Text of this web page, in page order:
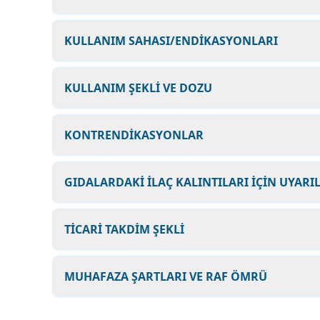
KULLANIM SAHASI/ENDİKASYONLARI
KULLANIM ŞEKLİ VE DOZU
KONTRENDİKASYONLAR
GIDALARDAKİ İLAÇ KALINTILARI İÇİN
TİCARİ TAKDİM ŞEKLİ
MUHAFAZA ŞARTLARI VE RAF ÖMRÜ